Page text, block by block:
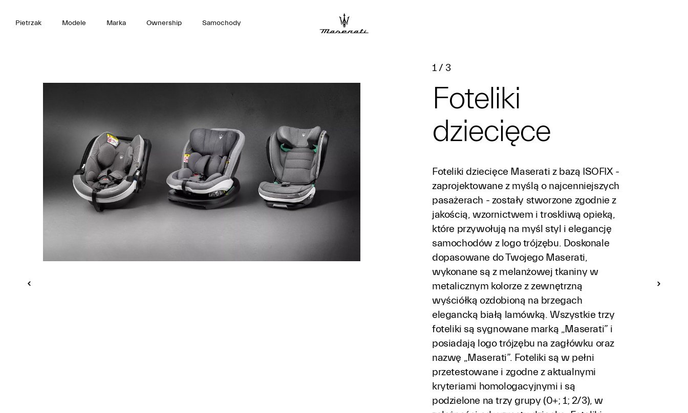
Pietrzak Modele Marka Ownership Samochody
1 / 3
Foteliki
dziecięce
Foteliki dziecięce Maserati z bazą ISOFIX -
zaprojektowane z myślą o najcenniejszych
pasażerach - zostały stworzone zgodnie z
jakością, wzornictwem i troskliwą opieką,
które przywołują na myśl styl i elegancję
samochodów z logo trójzębu. Doskonale
dopasowane do Twojego Maserati,
wykonane są z melanżowej tkaniny w
metalicznym kolorze z zewnętrzną
wyściółką ozdobioną na brzegach
elegancką białą lamówką. Wszystkie trzy
foteliki są sygnowane marką „Maserati” i
posiadają logo trójzębu na zagłówku oraz
nazwę „Maserati”. Foteliki są w pełni
przetestowane i zgodne z aktualnymi
kryteriami homologacyjnymi i są
podzielone na trzy grupy (0+; 1; 2/3), w